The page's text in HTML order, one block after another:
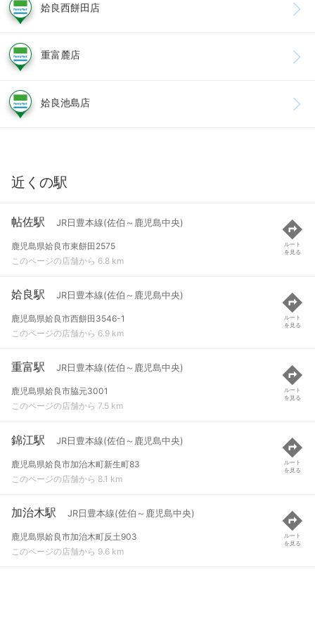
姶良西餅田店
重富麓店
姶良池島店
近くの駅
帖佐駅 JR日豊本線(佐伯～鹿児島中央)
鹿児島県姶良市東餅田2575
このページの店舗から 6.8 km
ルート
を見る
姶良駅 JR日豊本線(佐伯～鹿児島中央)
鹿児島県姶良市西餅田3546-1
このページの店舗から 6.9 km
ルート
を見る
重富駅 JR日豊本線(佐伯～鹿児島中央)
鹿児島県姶良市脇元3001
このページの店舗から 7.5 km
ルート
を見る
錦江駅 JR日豊本線(佐伯～鹿児島中央)
鹿児島県姶良市加治木町新生町83
このページの店舗から 8.1 km
ルート
を見る
加治木駅 JR日豊本線(佐伯～鹿児島中央)
鹿児島県姶良市加治木町反土903
このページの店舗から 9.6 km
ルート
を見る